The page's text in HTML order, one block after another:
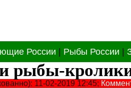
России Рыбы России
рыбы-
11-02-2019 12:45;